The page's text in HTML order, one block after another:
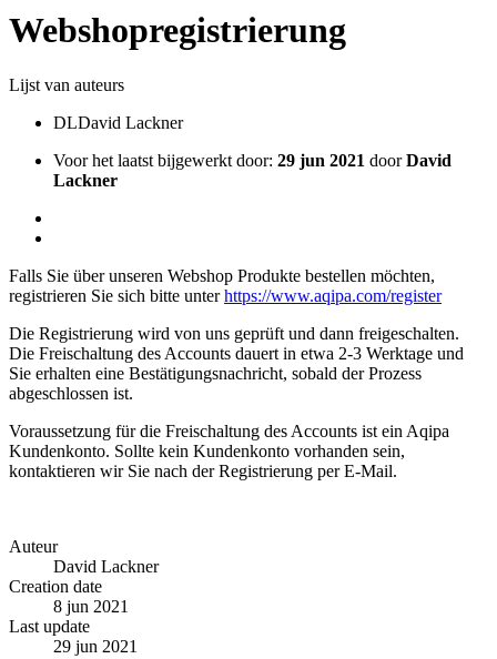
Webshopregistrierung
Lijst van auteurs
DLDavid Lackner
Voor het laatst bijgewerkt door: 29 jun 2021 doorDavid
Lackner
Falls Sie über unseren Webshop Produkte bestellen möchten,
registrieren Sie sich bitte unterhttps://www.aqipa.com/register
Die Registrierung wird von uns geprüft und dann freigeschalten.
Die Freischaltung des Accounts dauert in etwa 2-3 Werktage und
Sie erhalten eine Bestätigungsnachricht, sobald der Prozess
abgeschlossen ist.
Voraussetzung für die Freischaltung des Accounts ist ein Aqipa
Kundenkonto. Sollte kein Kundenkonto vorhanden sein,
kontaktieren wir Sie nach der Registrierung per E-Mail.
Auteur
David Lackner
Creation date
8 jun 2021
Last update
29 jun 2021